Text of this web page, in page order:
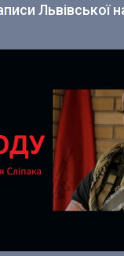
Львівської